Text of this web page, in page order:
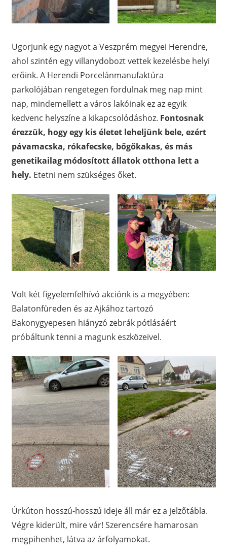
Ugorjunk egy nagyot a Veszprém megyei Herendre,
ahol szintén egy villanydobozt vettek kezelésbe helyi
erőink. A Herendi Porcelánmanufaktúra
parkolójában rengetegen fordulnak meg nap mint
nap, mindemellett a város lakóinak ez az egyik
kedvenc helyszíne a kikapcsolódáshoz. Fontosnak
érezzük, hogy egy kis életet leheljünk bele, ezért
pávamacska, rókafecske, bőgőkakas, és más
genetikailag módosított állatok otthona lett a
hely. Etetni nem szükséges őket.
Volt két figyelemfelhívó akciónk is a megyében:
Balatonfüreden és az Ajkához tartozó
Bakonygyepesen hiányzó zebrák pótlásáért
próbáltunk tenni a magunk eszközeivel.
Úrkúton hosszú-hosszú ideje áll már ez a jelzőtábla.
Végre kiderült, mire vár! Szerencsére hamarosan
megpihenhet, látva az árfolyamokat.